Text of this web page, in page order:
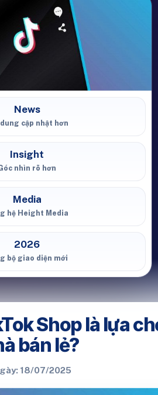
News
dung cập nhật hơn
Insight
nhìn rõ hơn
Media
hệ Height Media
2026
bộ giao diện mới
Shop là lựa
bán lẻ?
18/07/2025